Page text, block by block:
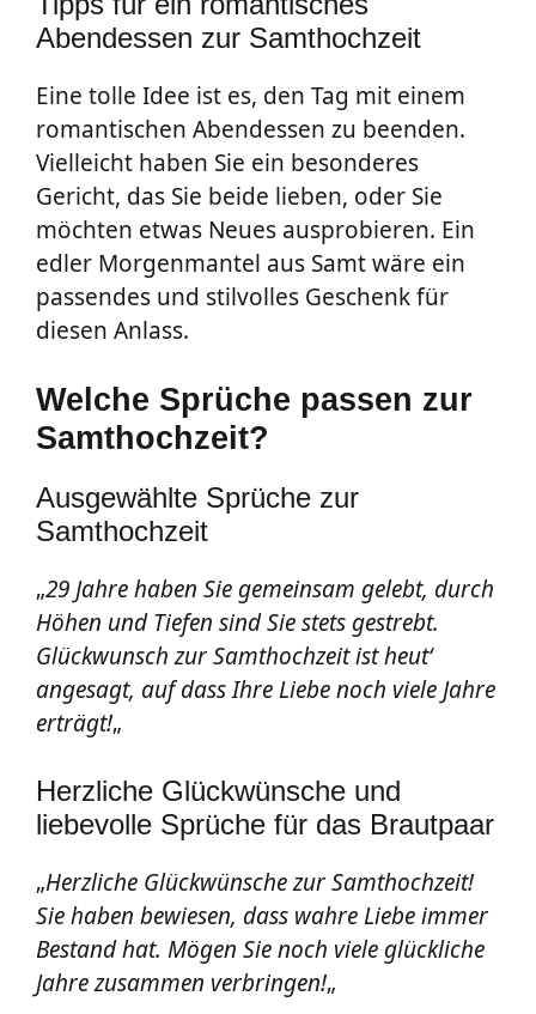
Abendessen zur Samthochzeit
Eine tolle Idee ist es, den Tag mit einem
romantischen Abendessen zu beenden.
Vielleicht haben Sie ein besonderes
Gericht, das Sie beide lieben, oder Sie
möchten etwas Neues ausprobieren. Ein
edler Morgenmantel aus Samt wäre ein
passendes und stilvolles Geschenk für
diesen Anlass.
Welche Sprüche passen zur
Samthochzeit?
Ausgewählte Sprüche zur
Samthochzeit
„29 Jahre haben Sie gemeinsam gelebt, durch
Höhen und Tiefen sind Sie stets gestrebt.
Glückwunsch zur Samthochzeit ist heut‘
angesagt, auf dass Ihre Liebe noch viele Jahre
erträgt!„
Herzliche Glückwünsche und
liebevolle Sprüche für das Brautpaar
„Herzliche Glückwünsche zur Samthochzeit!
Sie haben bewiesen, dass wahre Liebe immer
Bestand hat. Mögen Sie noch viele glückliche
Jahre zusammen verbringen!„